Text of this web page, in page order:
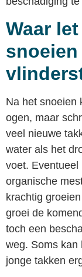
Waar
Na het snoeien
ogen, maar
veel nieuwe
water als het
voet.
organische
krachtig
groei de
toch een
weg. Soms kan
jonge takken